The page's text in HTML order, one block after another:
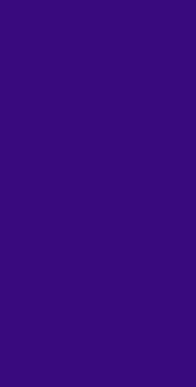
kan je
de